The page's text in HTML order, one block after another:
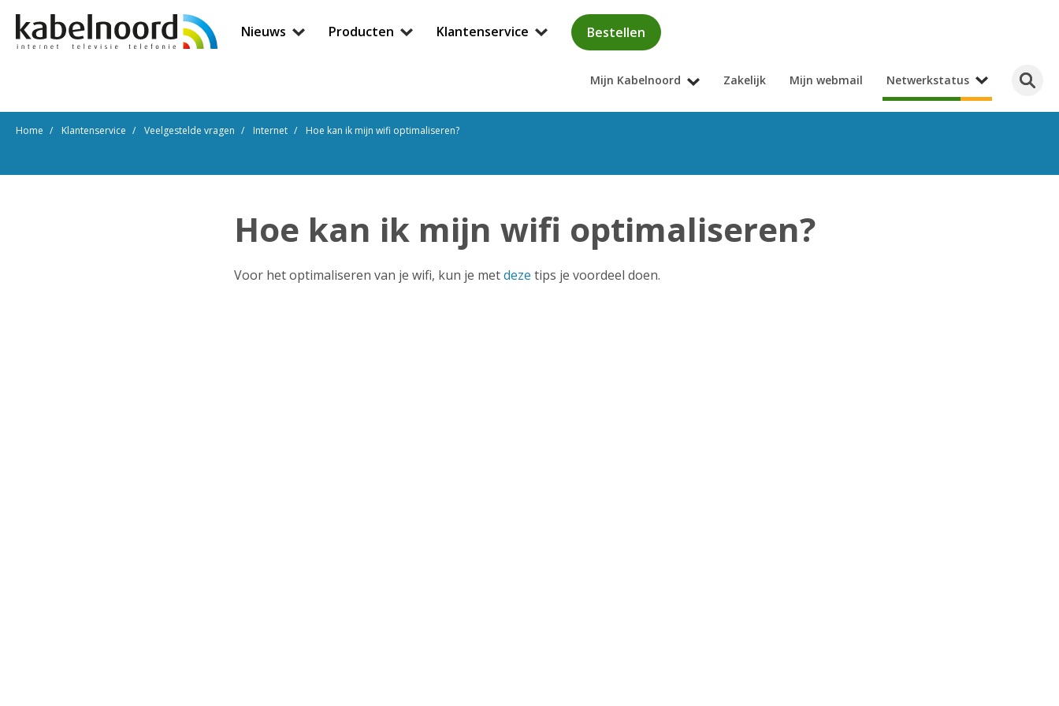
Nieuws Producten Klantenservice Bestellen
Mijn Kabelnoord Zakelijk Mijn webmail Netwerkstatus
Home Klantenservice Veelgestelde vragen Internet Hoe kan ik mijn wifi optimaliseren?
Hoe kan ik mijn wifi optimaliseren?
Voor het optimaliseren van je wifi, kun je metdeze tips je voordeel doen.